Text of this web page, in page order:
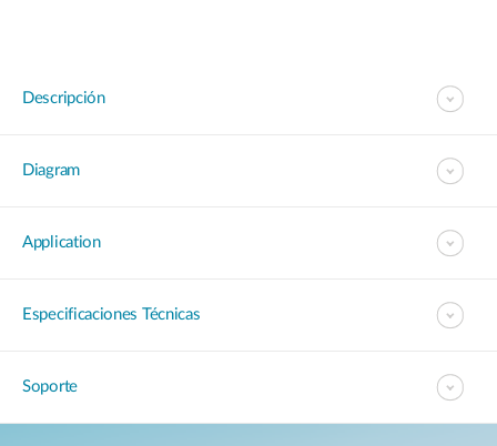
Descripción
Diagram
Application
Especificaciones Técnicas
Soporte